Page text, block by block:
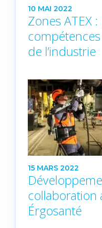
10 MAI 2022
Zones ATEX
de l’industrie
15 MARS 2022
collaboration
Érgosanté